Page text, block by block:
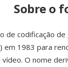
Sobre o
de codificação
em 1983 para
O nome